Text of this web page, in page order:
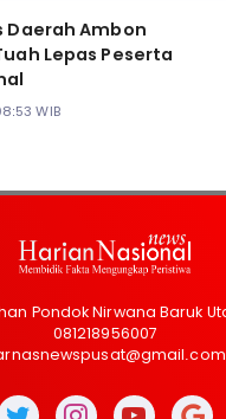
Daerah Ambon
Lepas Peserta
WIB
Pondok Nirwana Baruk
081218956007